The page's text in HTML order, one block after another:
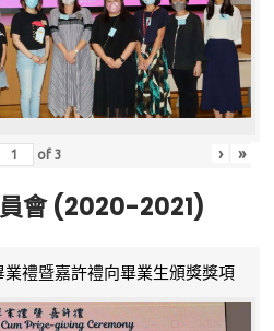
of3 › »
會 (2020-2021)
禮暨嘉許禮向畢業生頒獎獎項